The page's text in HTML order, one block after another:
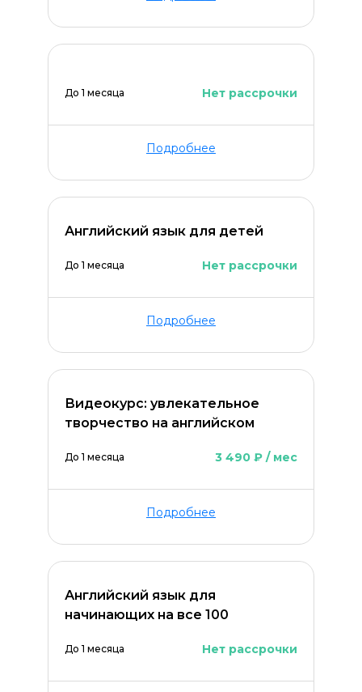
До 1 месяца Нет рассрочки
Подробнее
Английский язык для детей
До 1 месяца Нет рассрочки
Подробнее
Видеокурс: увлекательное
творчество на английском
До 1 месяца 3 490 ₽ / мес
Подробнее
Английский язык для
начинающих на все 100
До 1 месяца Нет рассрочки